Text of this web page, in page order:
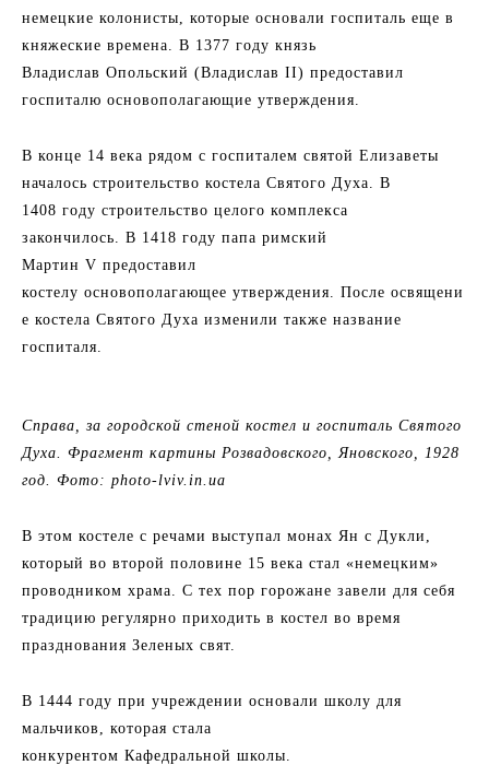
немецкие колонисты, которые основали госпиталь еще в
княжеские времена. В 1377 году князь
Владислав Опольский (Владислав II) предоставил
госпиталю основополагающие утверждения.
В конце 14 века рядом с госпиталем святой Елизаветы
началось строительство костела Святого Духа. В
1408 году строительство целого комплекса
закончилось. В 1418 году папа римский
Мартин V предоставил
костелу основополагающее утверждения. После освящени
е костела Святого Духа изменили также название
госпиталя.
Справа, за городской стеной костел и госпиталь Святого
Духа. Фрагмент картины Розвадовского, Яновского, 1928
год. Фото: photo-lviv.in.ua
В этом костеле с речами выступал монах Ян с Дукли,
который во второй половине 15 века стал «немецким»
проводником храма. С тех пор горожане завели для себя
традицию регулярно приходить в костел во время
празднования Зеленых свят.
В 1444 году при учреждении основали школу для
мальчиков, которая стала
конкурентом Кафедральной школы.